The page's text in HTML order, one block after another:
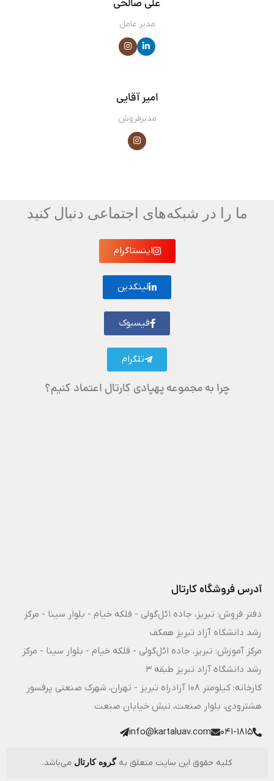
علی صالحی
مدیر عامل
امیر آقایی
مدیرفروش
ما را در شبکه‌های اجتماعی دنبال کنید
اینستاگرام
لینکدین
فیسبوک
تلگرام
چرا به مجموعه پهپادی کارتال اعتماد کنیم؟
آدرس فروشگاه کارتال
دفتر فروش: تبریز، جاده ائل‌گولی - فلکه خیام - بلوار سینا - مرکز
رشد دانشگاه آزاد تبریز همکف
مرکز آموزش: تبریز، جاده ائل‌گولی - فلکه خیام - بلوار سینا - مرکز
رشد دانشگاه آزاد تبریز طبقه 3
کارخانه: کیلومتر ۱۰۸ آزادراه تبریز - تهران، شهرک صنعتی پرفسور
هشترودی، بلوار صنعت، نبش خیابان صنعت
041-1815
info@kartaluav.com
کلیه حقوق این سایت متعلق بهگروه کارتال می‌باشد.